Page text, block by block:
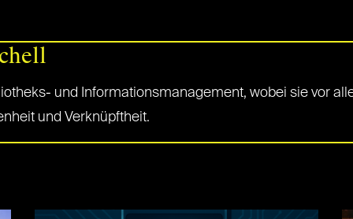
und Informationsmanagement, wobei sie vor
und Verknüpftheit.